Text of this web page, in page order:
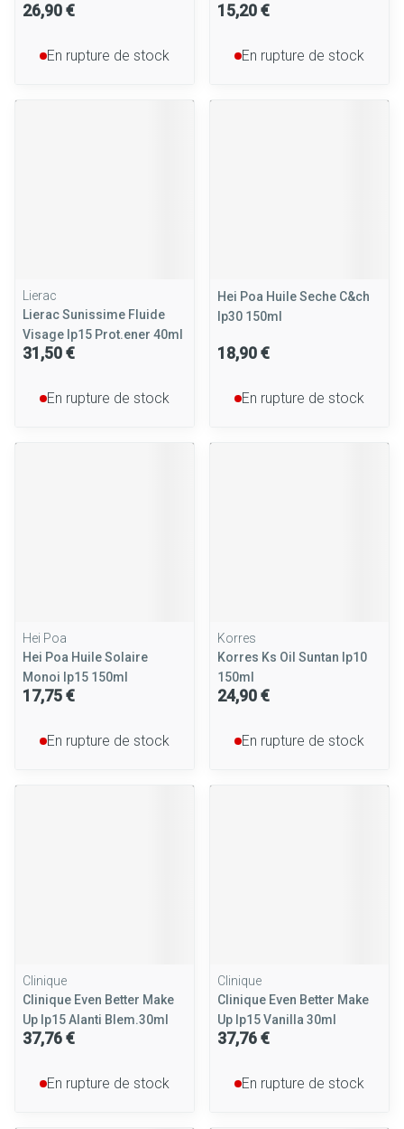
26,90 €
En rupture de stock
15,20 €
En rupture de stock
Lierac
Lierac Sunissime Fluide
Visage Ip15 Prot.ener 40ml
31,50 €
En rupture de stock
Hei Poa Huile Seche C&ch
Ip30 150ml
18,90 €
En rupture de stock
Hei Poa
Hei Poa Huile Solaire
Monoi Ip15 150ml
17,75 €
En rupture de stock
Korres
Korres Ks Oil Suntan Ip10
150ml
24,90 €
En rupture de stock
Clinique
Clinique Even Better Make
Up Ip15 Alanti Blem.30ml
37,76 €
En rupture de stock
Clinique
Clinique Even Better Make
Up Ip15 Vanilla 30ml
37,76 €
En rupture de stock